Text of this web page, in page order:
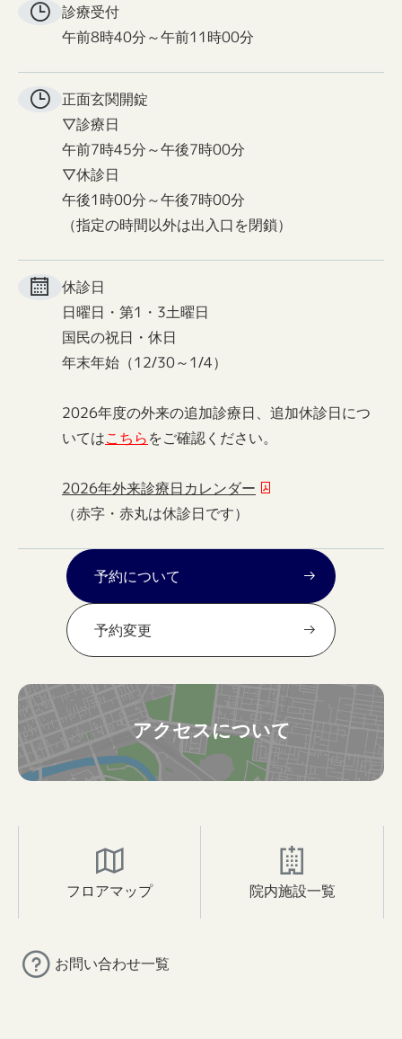
診療受付
午前8時40分～午前11時00分
正面玄関開錠
▽診療日
午前7時45分～午後7時00分
▽休診日
午後1時00分～午後7時00分
（指定の時間以外は出入口を閉鎖）
休診日
日曜日・第1・3土曜日
国民の祝日・休日
年末年始（12/30～1/4）
2026年度の外来の追加診療日、追加休診日につ
いてはこちらをご確認ください。
2026年外来診療日カレンダー
（赤字・赤丸は休診日です）
予約について
予約変更
アクセスについて
フロアマップ 院内施設一覧
お問い合わせ一覧